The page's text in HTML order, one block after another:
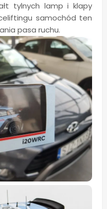
tylnych lamp i klapy
samochód ten
pasa ruchu.